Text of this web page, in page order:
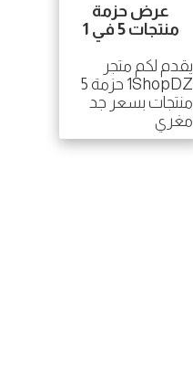
عرض حزمة
منتجات 5 في 1
يقدم لكم متجر
1ShopDZ حزمة 5
منتجات بسعر جد
مغري